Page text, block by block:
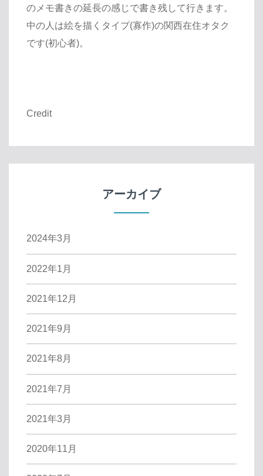
のメモ書きの延長の感じで書き残して行きます。
中の人は絵を描くタイプ(寡作)の関西在住オタク
です(初心者)。
Credit
アーカイブ
2024年3月
2022年1月
2021年12月
2021年9月
2021年8月
2021年7月
2021年3月
2020年11月